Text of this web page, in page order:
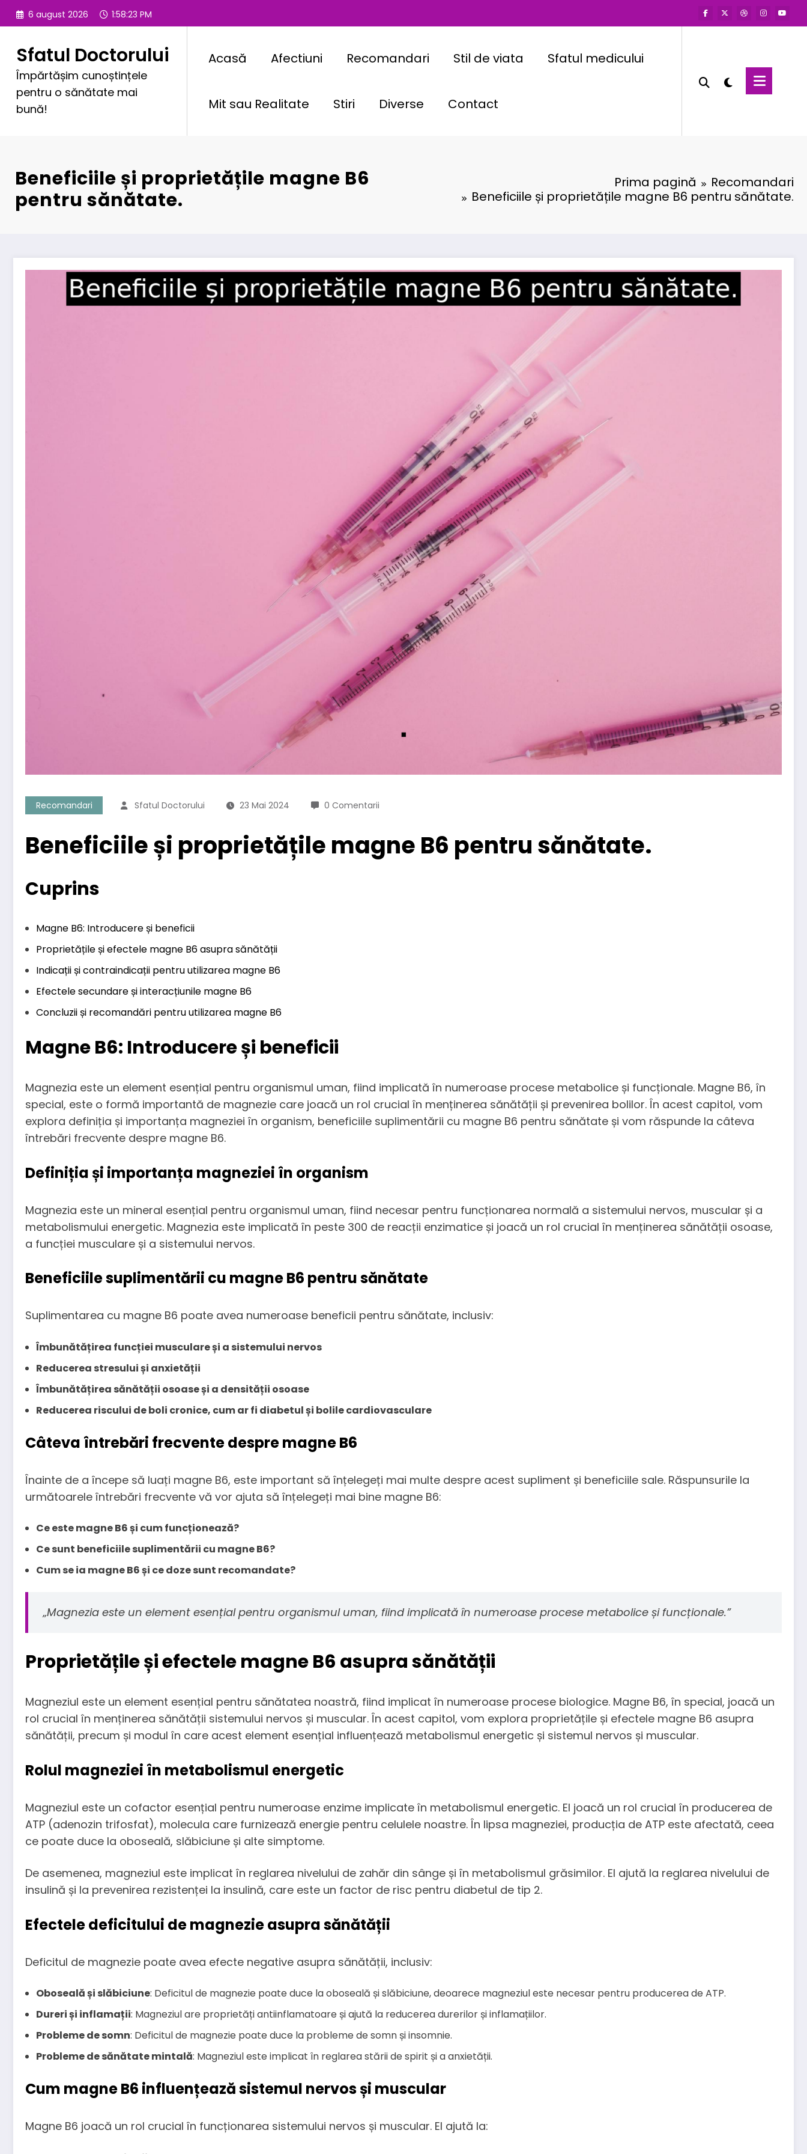
6 august 2026 1:58:24 PM
Sfatul Doctorului
Împărtășim cunoștințele
pentru o sănătate mai
bună!
Acasă Afectiuni Recomandari Stil de viata Sfatul medicului
Mit sau Realitate Stiri Diverse Contact
Beneficiile și proprietățile magne B6
pentru sănătate.
Prima pagină
Recomandari
Beneficiile și proprietățile magne B6 pentru sănătate.
Recomandari Sfatul Doctorului 23 Mai 2024 0 Comentarii
Beneficiile și proprietățile magne B6 pentru sănătate.
Cuprins
Magne B6: Introducere și beneficii
Proprietățile și efectele magne B6 asupra sănătății
Indicații și contraindicații pentru utilizarea magne B6
Efectele secundare și interacțiunile magne B6
Concluzii și recomandări pentru utilizarea magne B6
Magne B6: Introducere și beneficii
Magnezia este un element esențial pentru organismul uman, fiind implicată în numeroase procese metabolice și funcționale. Magne B6, în
special, este o formă importantă de magnezie care joacă un rol crucial în menținerea sănătății și prevenirea bolilor. În acest capitol, vom
explora definiția și importanța magneziei în organism, beneficiile suplimentării cu magne B6 pentru sănătate și vom răspunde la câteva
întrebări frecvente despre magne B6.
Definiția și importanța magneziei în organism
Magnezia este un mineral esențial pentru organismul uman, fiind necesar pentru funcționarea normală a sistemului nervos, muscular și a
metabolismului energetic. Magnezia este implicată în peste 300 de reacții enzimatice și joacă un rol crucial în menținerea sănătății osoase,
a funcției musculare și a sistemului nervos.
Beneficiile suplimentării cu magne B6 pentru sănătate
Suplimentarea cu magne B6 poate avea numeroase beneficii pentru sănătate, inclusiv:
Îmbunătățirea funcției musculare și a sistemului nervos
Reducerea stresului și anxietății
Îmbunătățirea sănătății osoase și a densității osoase
Reducerea riscului de boli cronice, cum ar fi diabetul și bolile cardiovasculare
Câteva întrebări frecvente despre magne B6
Înainte de a începe să luați magne B6, este important să înțelegeți mai multe despre acest supliment și beneficiile sale. Răspunsurile la
următoarele întrebări frecvente vă vor ajuta să înțelegeți mai bine magne B6:
Ce este magne B6 și cum funcționează?
Ce sunt beneficiile suplimentării cu magne B6?
Cum se ia magne B6 și ce doze sunt recomandate?
„Magnezia este un element esențial pentru organismul uman, fiind implicată în numeroase procese metabolice și funcționale.”
Proprietățile și efectele magne B6 asupra sănătății
Magneziul este un element esențial pentru sănătatea noastră, fiind implicat în numeroase procese biologice. Magne B6, în special, joacă un
rol crucial în menținerea sănătății sistemului nervos și muscular. În acest capitol, vom explora proprietățile și efectele magne B6 asupra
sănătății, precum și modul în care acest element esențial influențează metabolismul energetic și sistemul nervos și muscular.
Rolul magneziei în metabolismul energetic
Magneziul este un cofactor esențial pentru numeroase enzime implicate în metabolismul energetic. El joacă un rol crucial în producerea de
ATP (adenozin trifosfat), molecula care furnizează energie pentru celulele noastre. În lipsa magneziei, producția de ATP este afectată, ceea
ce poate duce la oboseală, slăbiciune și alte simptome.
De asemenea, magneziul este implicat în reglarea nivelului de zahăr din sânge și în metabolismul grăsimilor. El ajută la reglarea nivelului de
insulină și la prevenirea rezistenței la insulină, care este un factor de risc pentru diabetul de tip 2.
Efectele deficitului de magnezie asupra sănătății
Deficitul de magnezie poate avea efecte negative asupra sănătății, inclusiv:
Oboseală și slăbiciune: Deficitul de magnezie poate duce la oboseală și slăbiciune, deoarece magneziul este necesar pentru producerea de ATP.
Dureri și inflamații: Magneziul are proprietăți antiinflamatoare și ajută la reducerea durerilor și inflamațiilor.
Probleme de somn: Deficitul de magnezie poate duce la probleme de somn și insomnie.
Probleme de sănătate mintală: Magneziul este implicat în reglarea stării de spirit și a anxietății.
Cum magne B6 influențează sistemul nervos și muscular
Magne B6 joacă un rol crucial în funcționarea sistemului nervos și muscular. El ajută la: